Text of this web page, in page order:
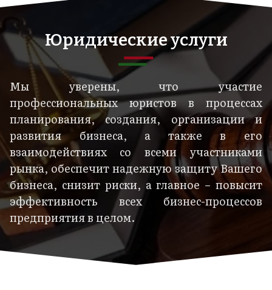
Юридические услуги
Мы уверены, что участие
профессиональных юристов в процессах
планирования, создания, организации и
развития бизнеса, а также в его
взаимодействиях со всеми участниками
рынка, обеспечит надежную защиту Вашего
бизнеса, снизит риски, а главное – повысит
эффективность всех бизнес-процессов
предприятия в целом.